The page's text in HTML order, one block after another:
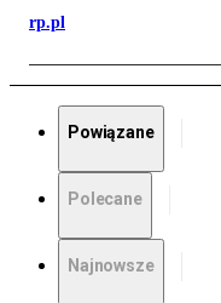
rp.pl
Powiązane
Polecane
Najnowsze